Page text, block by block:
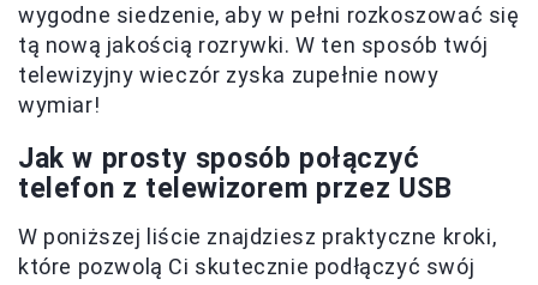
wygodne siedzenie, aby w pełni rozkoszować się
tą nową jakością rozrywki. W ten sposób twój
telewizyjny wieczór zyska zupełnie nowy
wymiar!
Jak w prosty sposób połączyć
telefon z telewizorem przez USB
W poniższej liście znajdziesz praktyczne kroki,
które pozwolą Ci skutecznie podłączyć swój